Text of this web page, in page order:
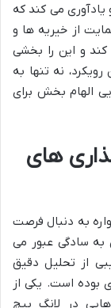
می کند که
از خیریه ها و
و این را بخشی
نه تنها به
الهام بخش برای
های
به دنبال فرصت
به سادگی عبور می
از تحلیل دقیق
بوده است. یکی از
هایی در لانگ بیچ